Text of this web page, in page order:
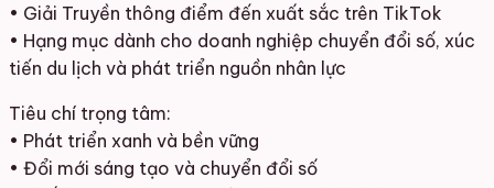
• Giải Truyền thông điểm đến xuất sắc trên TikTok
• Hạng mục dành cho doanh nghiệp chuyển đổi số, xúc
tiến du lịch và phát triển nguồn nhân lực
Tiêu chí trọng tâm:
• Phát triển xanh và bền vững
• Đổi mới sáng tạo và chuyển đổi số